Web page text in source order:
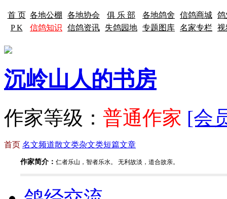
首 页 各地公棚 各地协会 俱 乐 部 各地鸽舍 信鸽商城 鸽
P K
信鸽知识 信鸽资讯 失鸽园地 专题图库 名家专栏 视
沉岭山人的书房
作家等级： 普通作家 [会
首页 名文频道散文类杂文类短篇文章
作家简介： 仁者乐山，智者乐水。 无利故淡，道合故亲。